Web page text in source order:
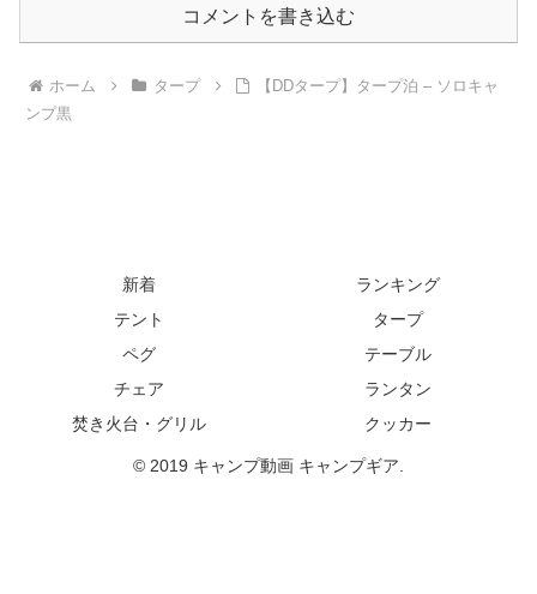
コメントを書き込む
ホーム タープ
【DDタープ】タープ泊 – ソロキャ
ンプ黒
新着
ランキング
テント
タープ
ペグ
テーブル
チェア
ランタン
焚き火台・グリル
クッカー
© 2019 キャンプ動画 キャンプギア.